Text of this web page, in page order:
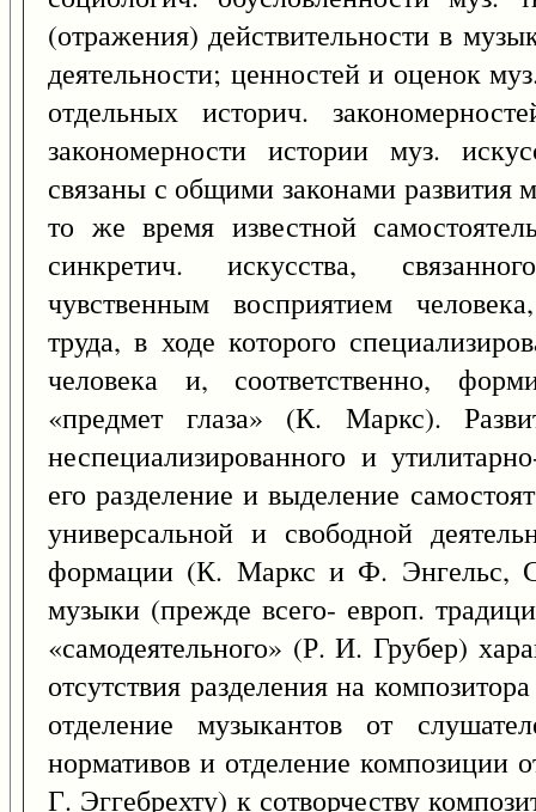
(отражения) действительности в
деятельности; ценностей и оценок
отдельных историч.
закономерности истории муз.
связаны с общими законами развития
то же время известной
синкретич. искусства,
чувственным восприятием
труда, в ходе которого
человека и, соответственно,
«предмет глаза» (К. Маркс).
неспециализированного и
его разделение и выделение
универсальной и свободной
формации (К. Маркс и Ф. Энгельс,
музыки (прежде всего- европ.
«самодеятельного» (Р. И. Грубер)
отсутствия разделения на
отделение музыкантов от
нормативов и отделение композиции
Г. Эггебрехту) к сотворчеству